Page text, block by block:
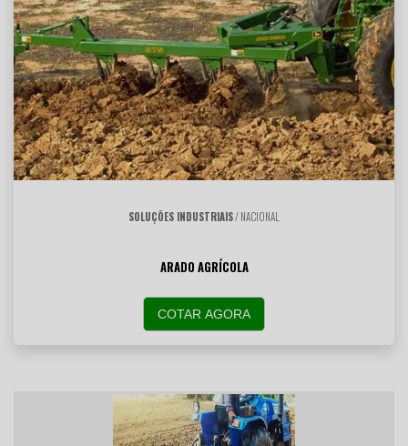
SOLUÇÕES INDUSTRIAIS/ NACIONAL
ARADO AGRÍCOLA
COTAR AGORA